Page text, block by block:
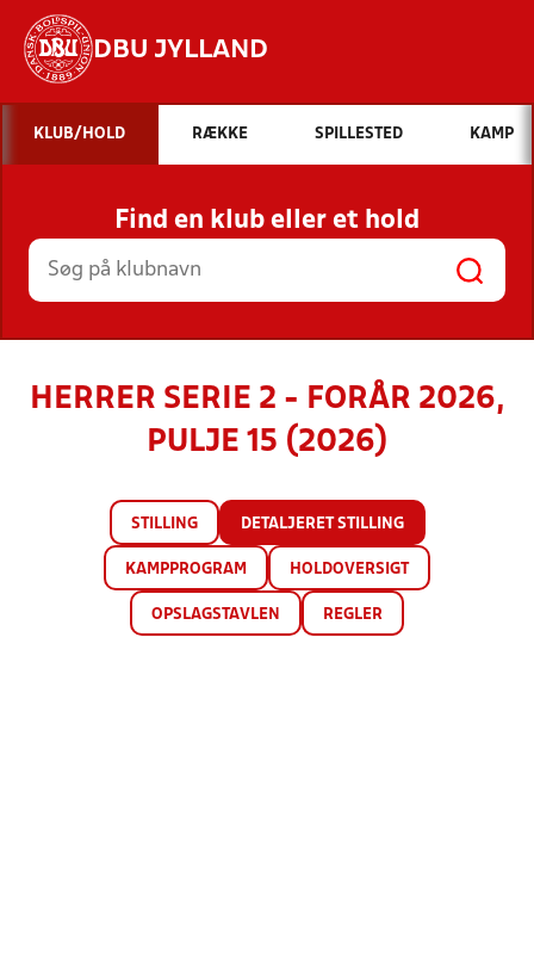
DBU JYLLAND
Hvad vil du søge efter?
INDHOLD OG NYHEDER
STILLINGER, RESULTATER, KLUBBER OG
HOLD
KLUB/HOLD RÆKKE SPILLESTED KAMP
Find en klub eller et hold
HERRER SERIE 2 - FORÅR 2026,
PULJE 15 (2026)
STILLING DETALJERET STILLING
KAMPPROGRAM HOLDOVERSIGT
OPSLAGSTAVLEN REGLER